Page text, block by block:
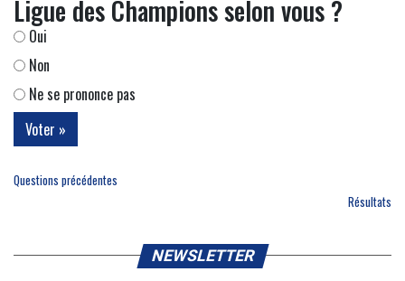
Ligue des Champions selon vous ?
Oui
Non
Ne se prononce pas
Questions précédentes
Résultats
NEWSLETTER